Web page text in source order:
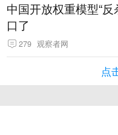
中国开放权重模型“反
口了
279 观察者网
点